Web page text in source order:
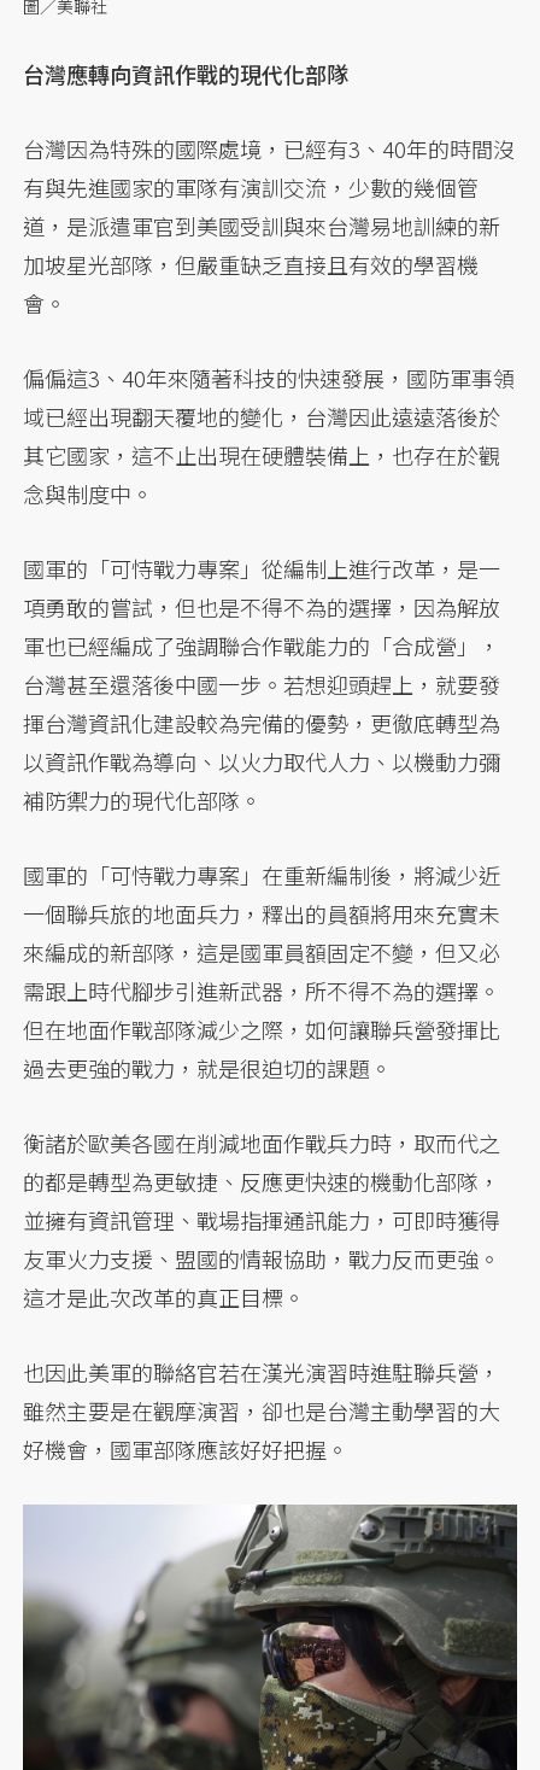
圖／美聯社
台灣應轉向資訊作戰的現代化部隊
台灣因為特殊的國際處境，已經有3、40年的時間沒
有與先進國家的軍隊有演訓交流，少數的幾個管
道，是派遣軍官到美國受訓與來台灣易地訓練的新
加坡星光部隊，但嚴重缺乏直接且有效的學習機
會。
偏偏這3、40年來隨著科技的快速發展，國防軍事領
域已經出現翻天覆地的變化，台灣因此遠遠落後於
其它國家，這不止出現在硬體裝備上，也存在於觀
念與制度中。
國軍的「可恃戰力專案」從編制上進行改革，是一
項勇敢的嘗試，但也是不得不為的選擇，因為解放
軍也已經編成了強調聯合作戰能力的「合成營」，
台灣甚至還落後中國一步。若想迎頭趕上，就要發
揮台灣資訊化建設較為完備的優勢，更徹底轉型為
以資訊作戰為導向、以火力取代人力、以機動力彌
補防禦力的現代化部隊。
國軍的「可恃戰力專案」在重新編制後，將減少近
一個聯兵旅的地面兵力，釋出的員額將用來充實未
來編成的新部隊，這是國軍員額固定不變，但又必
需跟上時代腳步引進新武器，所不得不為的選擇。
但在地面作戰部隊減少之際，如何讓聯兵營發揮比
過去更強的戰力，就是很迫切的課題。
衡諸於歐美各國在削減地面作戰兵力時，取而代之
的都是轉型為更敏捷、反應更快速的機動化部隊，
並擁有資訊管理、戰場指揮通訊能力，可即時獲得
友軍火力支援、盟國的情報協助，戰力反而更強。
這才是此次改革的真正目標。
也因此美軍的聯絡官若在漢光演習時進駐聯兵營，
雖然主要是在觀摩演習，卻也是台灣主動學習的大
好機會，國軍部隊應該好好把握。